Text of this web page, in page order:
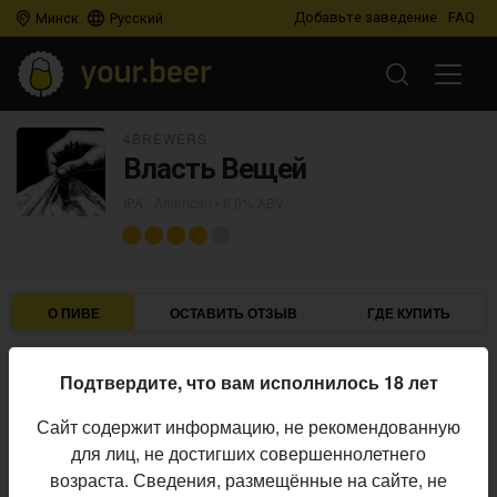
Минск Русский Добавьте заведение FAQ
Власть Вещей
О ПИВЕ ОСТАВИТЬ ОТЗЫВ ГДЕ КУПИТЬ
Пивоварня:
Алкоголь:
6,0%
Начало
выпуска:
05.05.2026
Подтвердите, что вам исполнилось 18 лет
Сайт содержит информацию, не рекомендованную
для лиц, не достигших совершеннолетнего
возраста. Сведения, размещённые на сайте, не